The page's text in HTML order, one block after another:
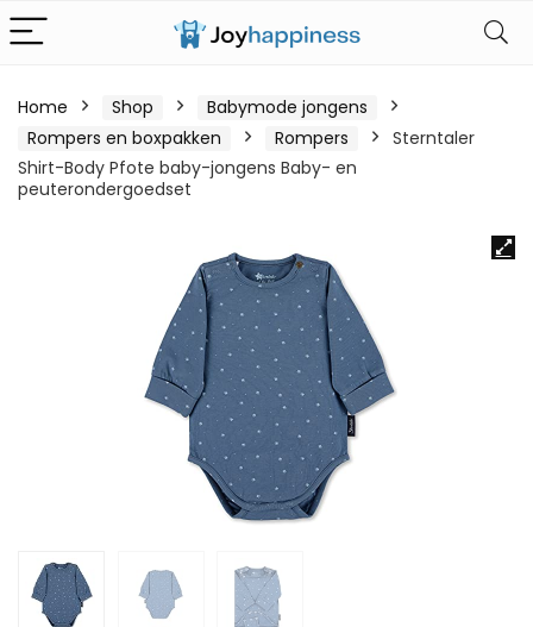
Home Shop
Babymode jongens
Rompers en boxpakken
Rompers
Sterntaler
Shirt-Body Pfote baby-jongens Baby- en
peuterondergoedset